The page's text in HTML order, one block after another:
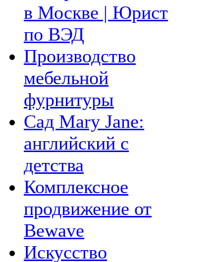
в Москве | Юрист
по ВЭД
Производство
мебельной
фурнитуры
Сад Mary Jane:
английский с
детства
Комплексное
продвижение от
Bewave
Искусство